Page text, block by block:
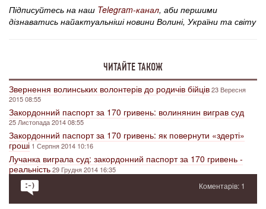
Підписуйтесь на наш Telegram-канал, аби першими
дізнаватись найактуальніші новини Волині, України та світу
ЧИТАЙТЕ ТАКОЖ
Звернення волинських волонтерів до родичів бійців23 Вересня
2015 08:55
Закордонний паспорт за 170 гривень: волинянин виграв суд
25 Листопада 2014 08:55
Закордонний паспорт за 170 гривень: як повернути «здерті»
гроші 1 Серпня 2014 10:16
Лучанка виграла суд: закордонний паспорт за 170 гривень -
реальність29 Грудня 2014 16:35
Коментарів: 1